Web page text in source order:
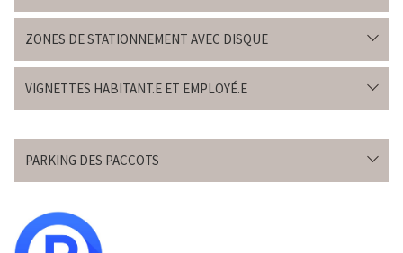
ZONES DE STATIONNEMENT AVEC DISQUE
VIGNETTES HABITANT.E ET EMPLOYÉ.E
PARKING DES PACCOTS